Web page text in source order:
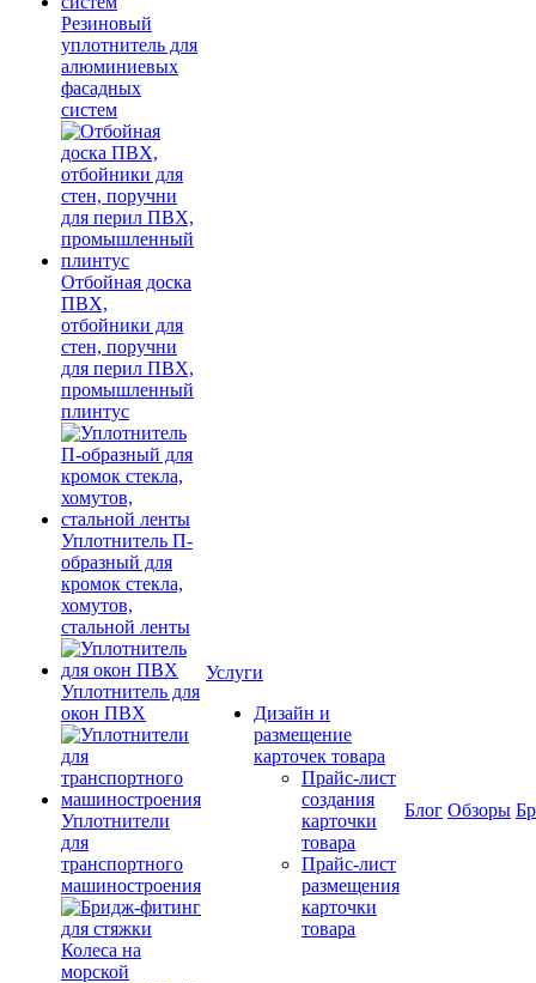
Резиновый
уплотнитель для
алюминиевых
фасадных
систем
Отбойная доска
ПВХ,
отбойники для
стен, поручни
для перил ПВХ,
промышленный
плинтус
Уплотнитель П-
образный для
кромок стекла,
хомутов,
стальной ленты
Уплотнитель для
окон ПВХ
Уплотнители
для
транспортного
машиностроения
Услуги
Дизайн и
размещение
карточек товара
Прайс-лист
создания
карточки
товара
Прайс-лист
размещения
карточки
товара
Блог Обзоры